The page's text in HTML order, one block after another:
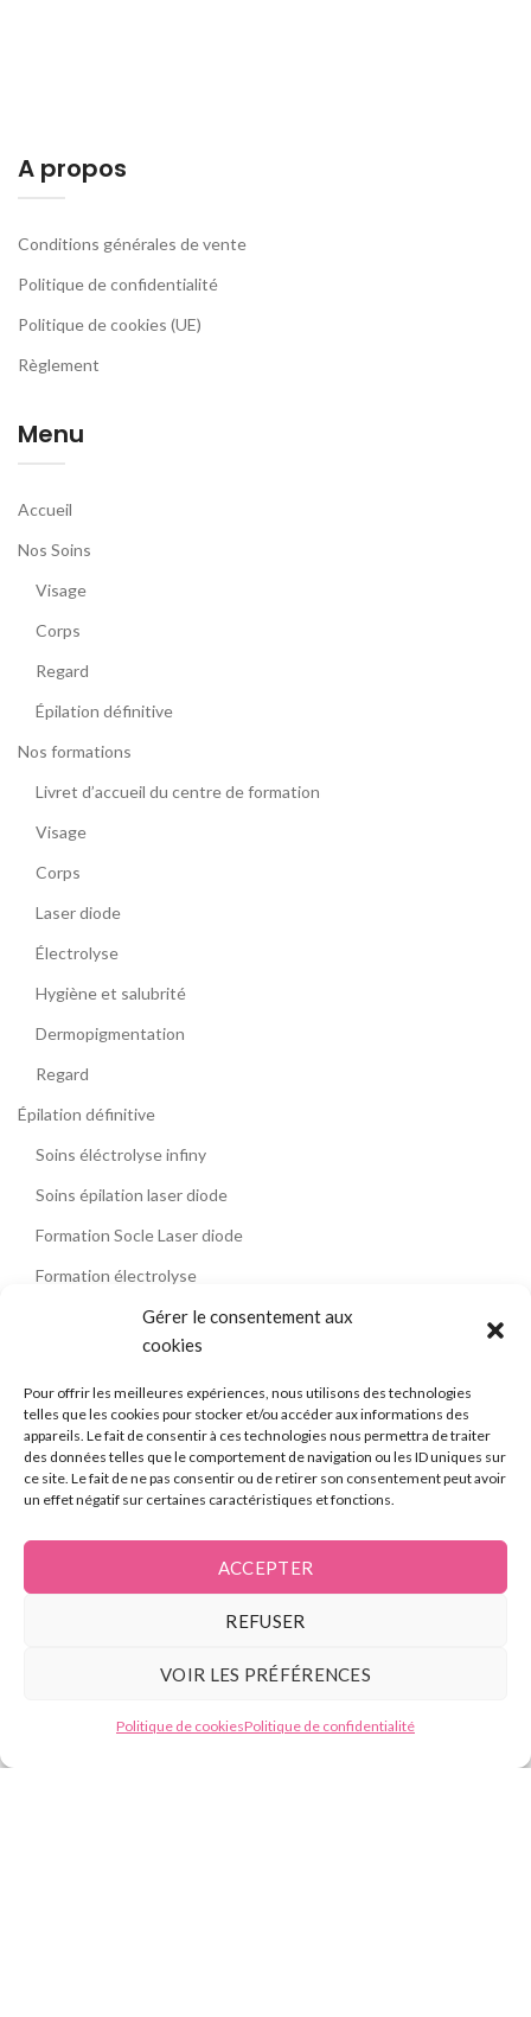
Gérer le consentement aux
cookies
Pour offrir les meilleures expériences, nous utilisons des technologies
telles que les cookies pour stocker et/ou accéder aux informations des
appareils. Le fait de consentir à ces technologies nous permettra de traiter
des données telles que le comportement de navigation ou les ID uniques sur
ce site. Le fait de ne pas consentir ou de retirer son consentement peut avoir
un effet négatif sur certaines caractéristiques et fonctions.
ACCEPTER
REFUSER
VOIR LES PRÉFÉRENCES
Politique de cookiesPolitique de confidentialité
A propos
Conditions générales de vente
Politique de confidentialité
Politique de cookies (UE)
Règlement
Menu
Accueil
Nos Soins
Visage
Corps
Regard
Épilation définitive
Nos formations
Livret d’accueil du centre de formation
Visage
Corps
Laser diode
Électrolyse
Hygiène et salubrité
Dermopigmentation
Regard
Épilation définitive
Soins éléctrolyse infiny
Soins épilation laser diode
Formation Socle Laser diode
Formation électrolyse
Blog
La formation épilation laser diode
L’électrolyse
Contact
E-mail : contact@beautyformation.fr
Adresse : 206 Av. de Versailles, 75016 Paris